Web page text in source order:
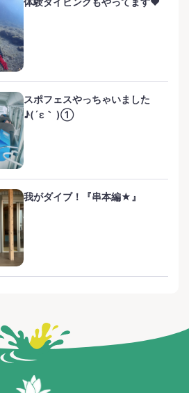
スポフェスやっちゃいました
♪(´ε｀ )①
我がダイブ！『串本編★』